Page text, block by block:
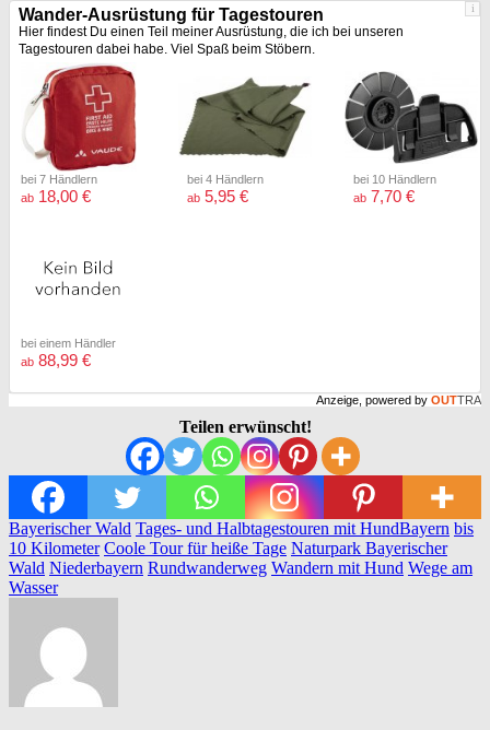
i
Wander-Ausrüstung für Tagestouren
Hier findest Du einen Teil meiner Ausrüstung, die ich bei unseren
Tagestouren dabei habe. Viel Spaß beim Stöbern.
bei 7 Händlern
ab 18,00 €
bei 4 Händlern
ab 5,95 €
bei 10 Händlern
ab 7,70 €
bei einem Händler
ab 88,99 €
Anzeige, powered by OUTTRA
Teilen erwünscht!
Bayerischer Wald Tages- und Halbtagestouren mit HundBayern bis
10 Kilometer Coole Tour für heiße Tage Naturpark Bayerischer
Wald Niederbayern Rundwanderweg Wandern mit Hund Wege am
Wasser